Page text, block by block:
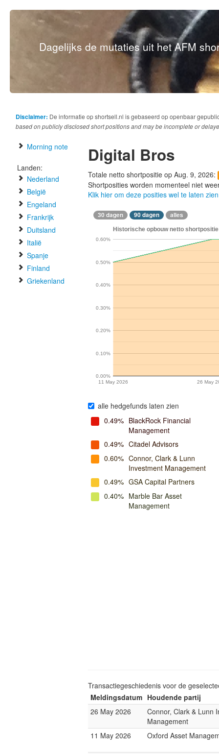
Dagelijks de mutaties uit het AFM
Disclaimer: De informatie op shortsell.nl is gebaseerd op openbaar
based on publicly disclosed short positions and may be incomplete or
Morning note
Landen:
Nederland
België
Engeland
Frankrijk
Duitsland
Italië
Spanje
Finland
Griekenland
Digital Bros
Totale netto shortpositie op Aug. 9, 2026:
Shortposities worden momenteel niet
Klik hier om deze posities wel te laten zien
30 dagen 90 dagen alles
Historische opbouw netto
11 May 2026 26 May
0.00%
0.10%
0.20%
0.30%
0.40%
0.50%
0.60%
alle hedgefunds laten zien
0.49% BlackRock Financial
Management
0.49% Citadel Advisors
0.60% Connor, Clark & Lunn
Investment Management
0.49% GSA Capital Partners
0.40% Marble Bar Asset
Management
Transactiegeschiedenis voor de
Meldingsdatum Houdende partij
26 May 2026
Connor, Clark & Lunn
Management
11 May 2026
Oxford Asset